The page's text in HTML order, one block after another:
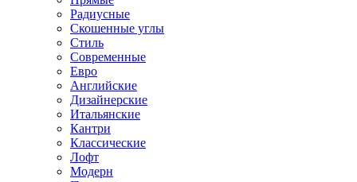
Радиусные
Скошенные углы
Стиль
Современные
Евро
Английские
Дизайнерские
Итальянские
Кантри
Классические
Лофт
Модерн